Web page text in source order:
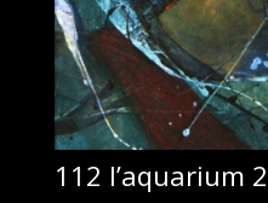
112 l’aquarium